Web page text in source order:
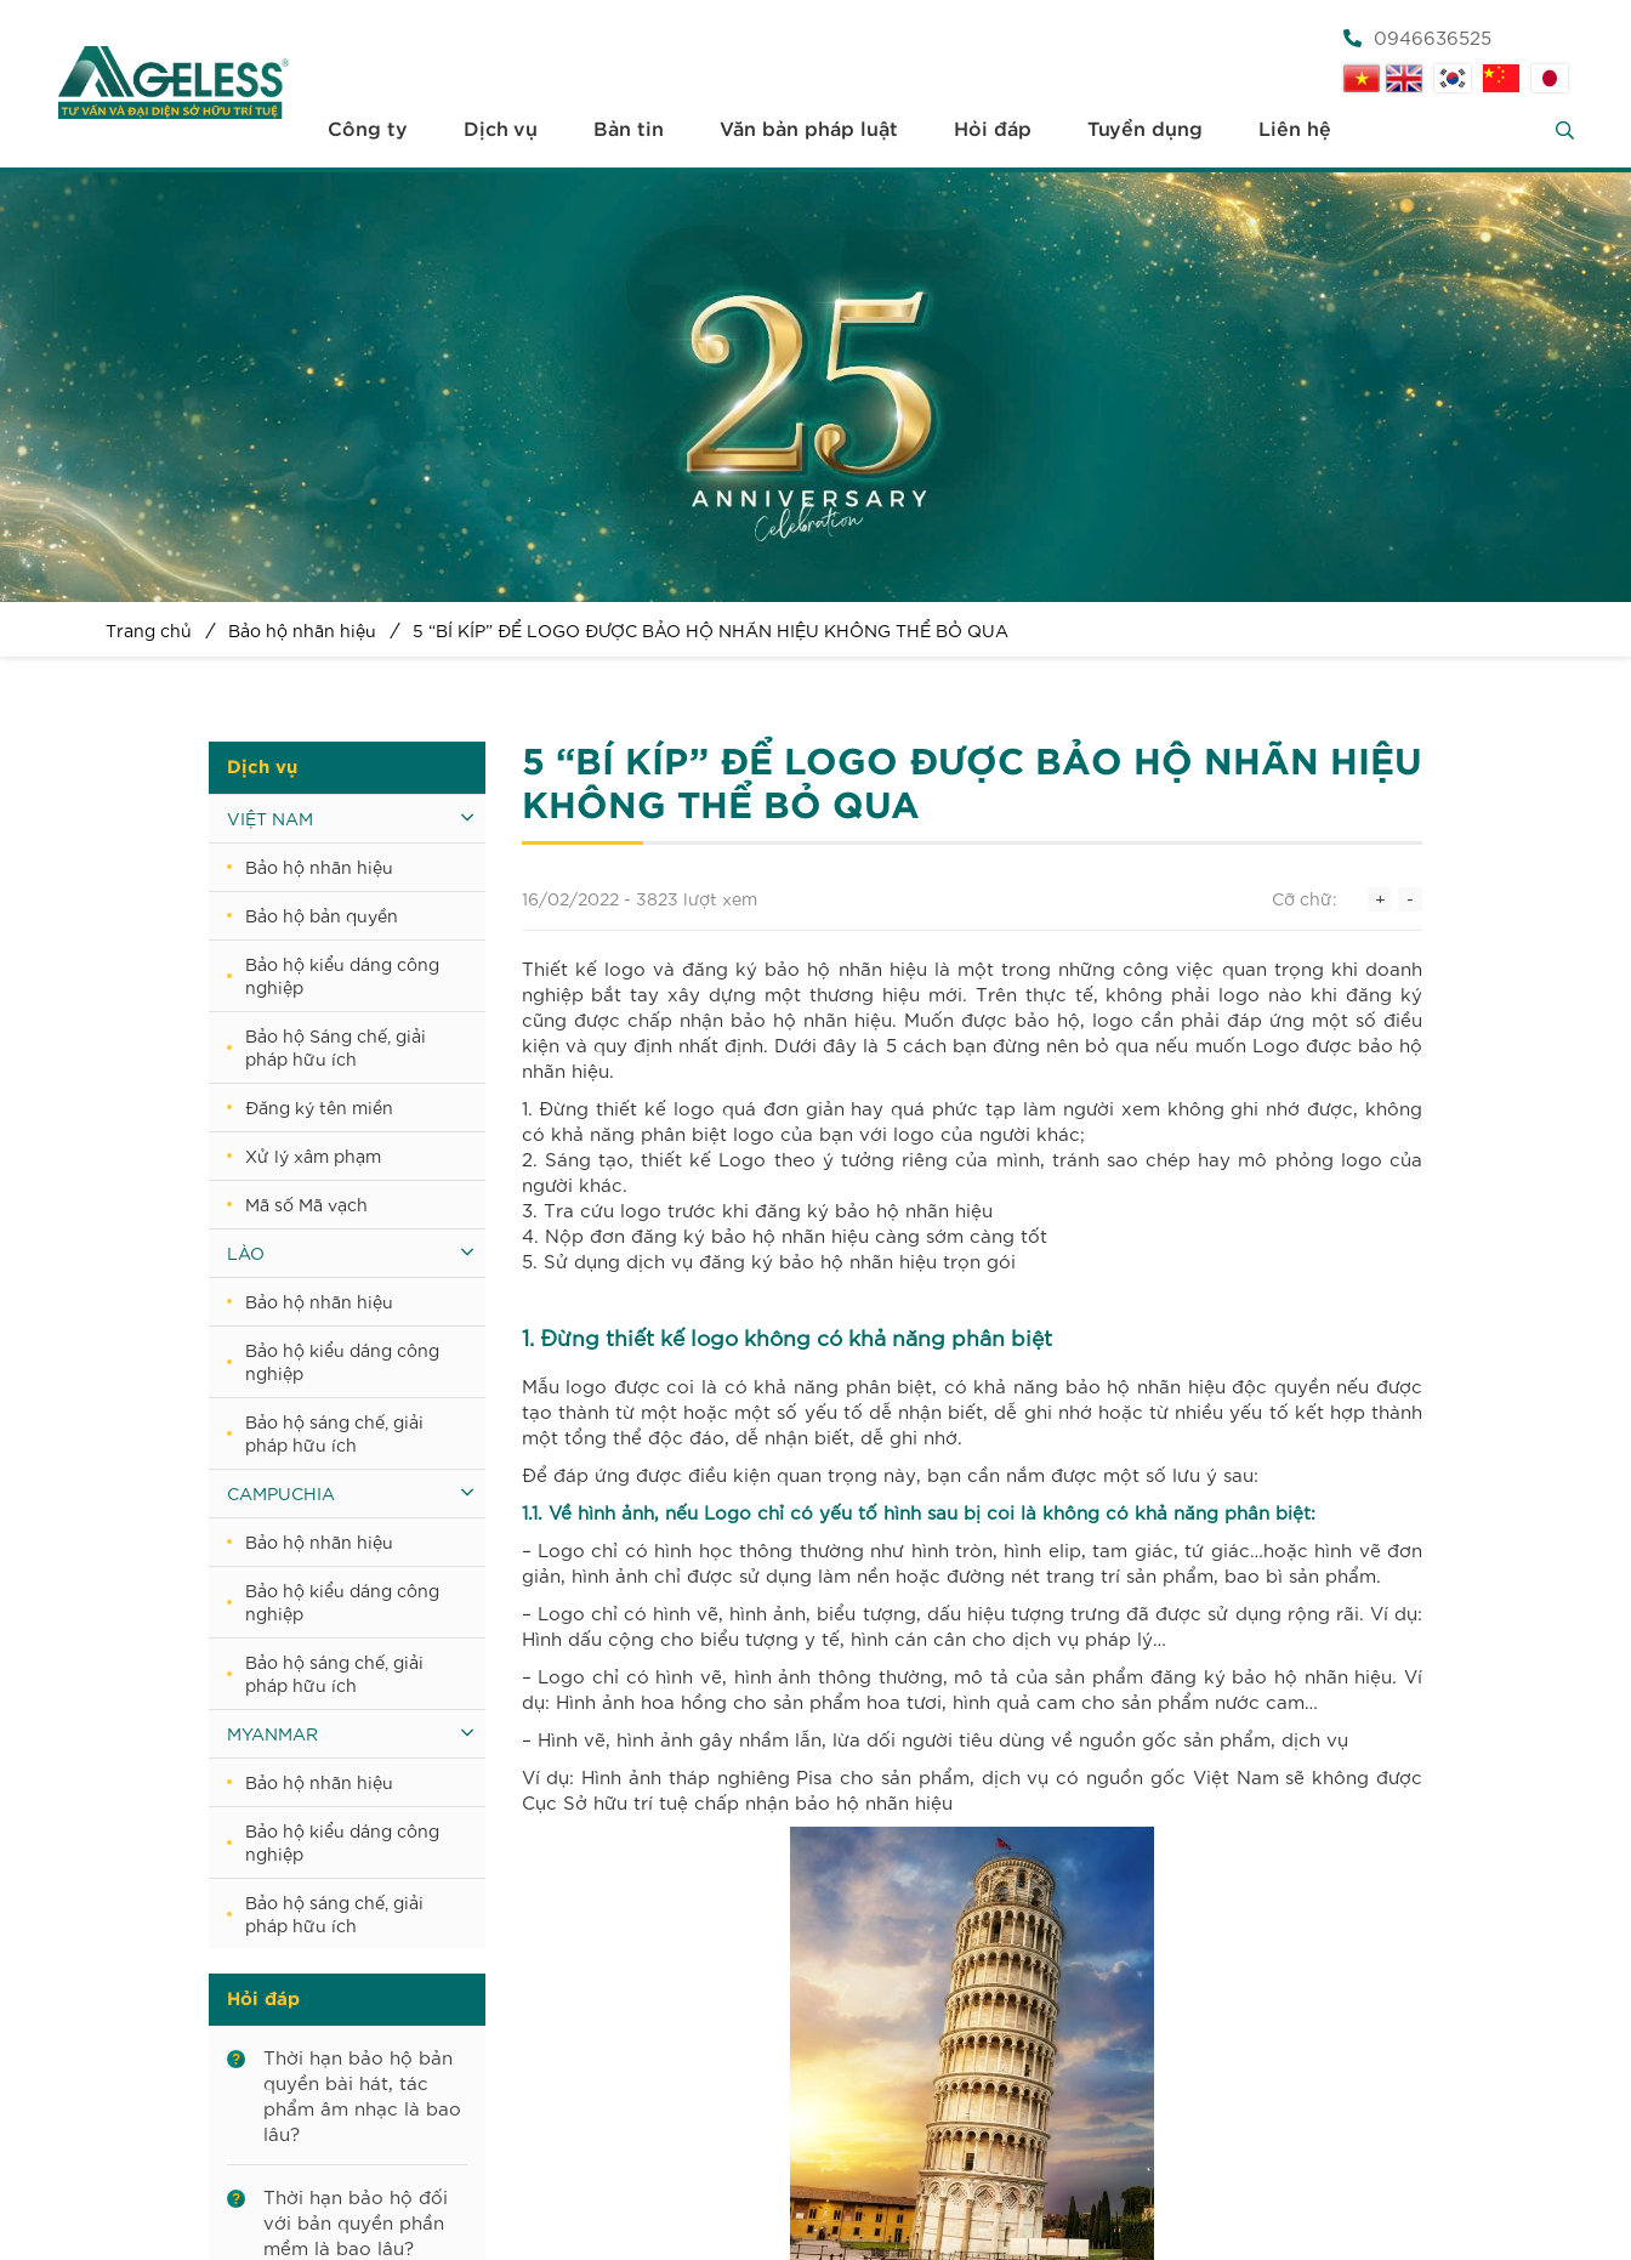
Dịch vụ
Hỏi đáp
Tuyển dụng
Liên hệ
0946636525
Công ty Dịch vụ Bản tin Văn bản pháp luật Hỏi đáp Tuyển dụng Liên hệ
Trang chủ Bảo hộ nhãn hiệu 5 “BÍ KÍP” ĐỂ LOGO ĐƯỢC BẢO HỘ NHÃN HIỆU KHÔNG THỂ BỎ QUA
5 “BÍ KÍP” ĐỂ LOGO ĐƯỢC BẢO HỘ NHÃN HIỆU
KHÔNG THỂ BỎ QUA
16/02/2022 - 3823 lượt xem Cỡ chữ: + -
Thiết kế logo và đăng ký bảo hộ nhãn hiệu là một trong những công việc quan trọng khi doanh
nghiệp bắt tay xây dựng một thương hiệu mới. Trên thực tế, không phải logo nào khi đăng ký
cũng được chấp nhận bảo hộ nhãn hiệu. Muốn được bảo hộ, logo cần phải đáp ứng một số điều
kiện và quy định nhất định. Dưới đây là 5 cách bạn đừng nên bỏ qua nếu muốn Logo được bảo hộ
nhãn hiệu.
1. Đừng thiết kế logo quá đơn giản hay quá phức tạp làm người xem không ghi nhớ được, không
có khả năng phân biệt logo của bạn với logo của người khác;
2. Sáng tạo, thiết kế Logo theo ý tưởng riêng của mình, tránh sao chép hay mô phỏng logo của
người khác.
3. Tra cứu logo trước khi đăng ký bảo hộ nhãn hiệu
4. Nộp đơn đăng ký bảo hộ nhãn hiệu càng sớm càng tốt
5. Sử dụng dịch vụ đăng ký bảo hộ nhãn hiệu trọn gói
1. Đừng thiết kế logo không có khả năng phân biệt
Mẫu logo được coi là có khả năng phân biệt, có khả năng bảo hộ nhãn hiệu độc quyền nếu được
tạo thành từ một hoặc một số yếu tố dễ nhận biết, dễ ghi nhớ hoặc từ nhiều yếu tố kết hợp thành
một tổng thể độc đáo, dễ nhận biết, dễ ghi nhớ.
Để đáp ứng được điều kiện quan trọng này, bạn cần nắm được một số lưu ý sau:
1.1. Về hình ảnh, nếu Logo chỉ có yếu tố hình sau bị coi là không có khả năng phân biệt:
– Logo chỉ có hình học thông thường như hình tròn, hình elip, tam giác, tứ giác…hoặc hình vẽ đơn
giản, hình ảnh chỉ được sử dụng làm nền hoặc đường nét trang trí sản phẩm, bao bì sản phẩm.
– Logo chỉ có hình vẽ, hình ảnh, biểu tượng, dấu hiệu tượng trưng đã được sử dụng rộng rãi. Ví dụ:
Hình dấu cộng cho biểu tượng y tế, hình cán cân cho dịch vụ pháp lý…
– Logo chỉ có hình vẽ, hình ảnh thông thường, mô tả của sản phẩm đăng ký bảo hộ nhãn hiệu. Ví
dụ: Hình ảnh hoa hồng cho sản phẩm hoa tươi, hình quả cam cho sản phẩm nước cam…
– Hình vẽ, hình ảnh gây nhầm lẫn, lừa dối người tiêu dùng về nguồn gốc sản phẩm, dịch vụ
Ví dụ: Hình ảnh tháp nghiêng Pisa cho sản phẩm, dịch vụ có nguồn gốc Việt Nam sẽ không được
Cục Sở hữu trí tuệ chấp nhận bảo hộ nhãn hiệu
Dịch vụ
VIỆT NAM
Bảo hộ nhãn hiệu
Bảo hộ bản quyền
Bảo hộ kiểu dáng công
nghiệp
Bảo hộ Sáng chế, giải
pháp hữu ích
Đăng ký tên miền
Xử lý xâm phạm
Mã số Mã vạch
LÀO
Bảo hộ nhãn hiệu
Bảo hộ kiểu dáng công
nghiệp
Bảo hộ sáng chế, giải
pháp hữu ích
CAMPUCHIA
Bảo hộ nhãn hiệu
Bảo hộ kiểu dáng công
nghiệp
Bảo hộ sáng chế, giải
pháp hữu ích
MYANMAR
Bảo hộ nhãn hiệu
Bảo hộ kiểu dáng công
nghiệp
Bảo hộ sáng chế, giải
pháp hữu ích
Hỏi đáp
Thời hạn bảo hộ bản
quyền bài hát, tác
phẩm âm nhạc là bao
lâu?
Thời hạn bảo hộ đối
với bản quyền phần
mềm là bao lâu?